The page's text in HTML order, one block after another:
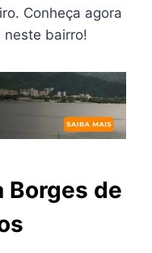
Conheça agora
neste bairro!
Borges de